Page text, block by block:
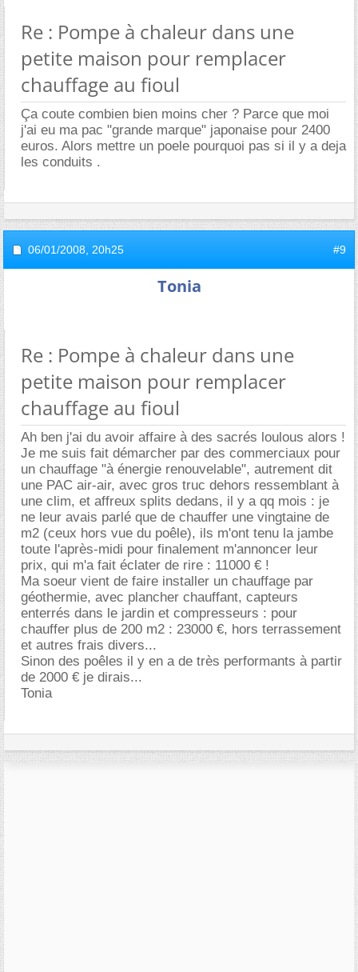
Re : Pompe à chaleur dans une
petite maison pour remplacer
chauffage au fioul
Ça coute combien bien moins cher ? Parce que moi
j'ai eu ma pac "grande marque" japonaise pour 2400
euros. Alors mettre un poele pourquoi pas si il y a deja
les conduits .
06/01/2008, 20h25 #9
Tonia
Re : Pompe à chaleur dans une
petite maison pour remplacer
chauffage au fioul
Ah ben j'ai du avoir affaire à des sacrés loulous alors !
Je me suis fait démarcher par des commerciaux pour
un chauffage "à énergie renouvelable", autrement dit
une PAC air-air, avec gros truc dehors ressemblant à
une clim, et affreux splits dedans, il y a qq mois : je
ne leur avais parlé que de chauffer une vingtaine de
m2 (ceux hors vue du poêle), ils m'ont tenu la jambe
toute l'après-midi pour finalement m'annoncer leur
prix, qui m'a fait éclater de rire : 11000 € !
Ma soeur vient de faire installer un chauffage par
géothermie, avec plancher chauffant, capteurs
enterrés dans le jardin et compresseurs : pour
chauffer plus de 200 m2 : 23000 €, hors terrassement
et autres frais divers...
Sinon des poêles il y en a de très performants à partir
de 2000 € je dirais...
Tonia